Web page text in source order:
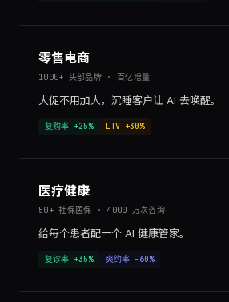
零售电商
1000+ 头部品牌 · 百亿增量
大促不用加人，沉睡客户让 AI 去唤醒。
复购率 +25% LTV +30%
医疗健康
50+ 社保医保 · 4000 万次咨询
给每个患者配一个 AI 健康管家。
复诊率 +35% 爽约率 -60%